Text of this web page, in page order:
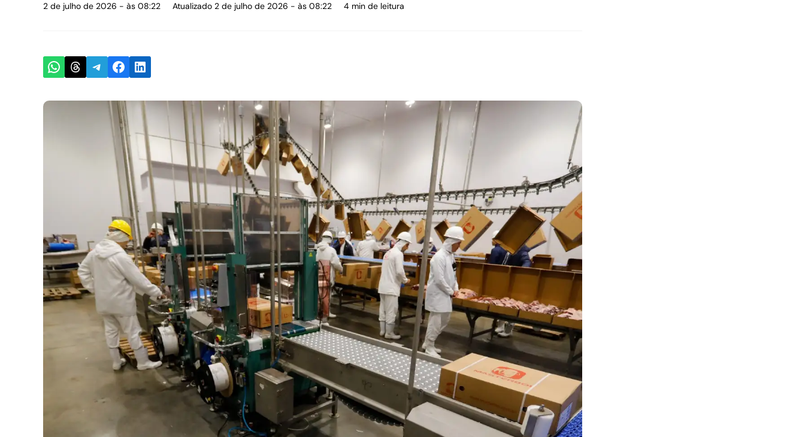
2 de julho de 2026 - às 08:22
Atualizado 2 de julho de 2026 - às 08:22 4 min de leitura
Share on WhatsApp
Share on Threads
Share on Telegram
Share on Facebook
Share on LinkedIn